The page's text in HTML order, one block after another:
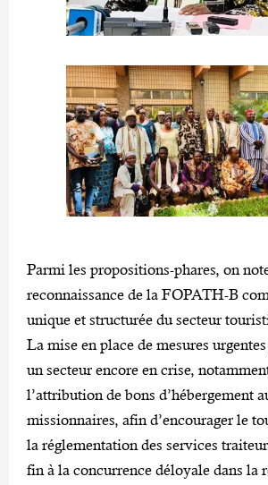
Parmi les propositions-phares, on
reconnaissance de la FOPATH-B
unique et structurée du secteur
La mise en place de mesures
un secteur encore en crise,
l’attribution de bons d’hébergement
missionnaires, afin d’encourager le
la réglementation des services
fin à la concurrence déloyale dans la